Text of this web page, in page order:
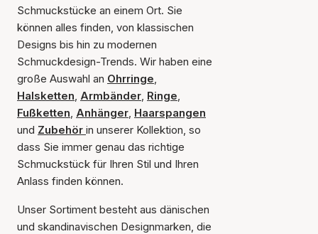
Schmuckstücke an einem Ort. Sie
können alles finden, von klassischen
Designs bis hin zu modernen
Schmuckdesign-Trends. Wir haben eine
große Auswahl an Ohrringe,
Halsketten, Armbänder, Ringe,
Fußketten, Anhänger, Haarspangen
und Zubehör in unserer Kollektion, so
dass Sie immer genau das richtige
Schmuckstück für Ihren Stil und Ihren
Anlass finden können.
Unser Sortiment besteht aus dänischen
und skandinavischen Designmarken, die